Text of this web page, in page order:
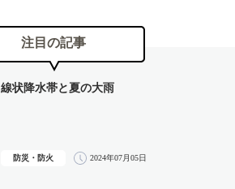
注目の記事
防災・防火 2024年07月05日
線状降水帯と夏の大雨